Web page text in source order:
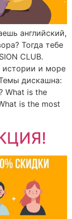
английский,
Тогда тебе
CLUB.
истории и море
дискашна:
What is the
is the most